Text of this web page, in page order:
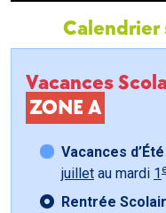
Calendrier
Vacances
ZONE A
Vacances
juillet au mardi 1
Rentrée